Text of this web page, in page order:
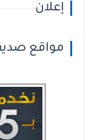
إعلان
مواقع